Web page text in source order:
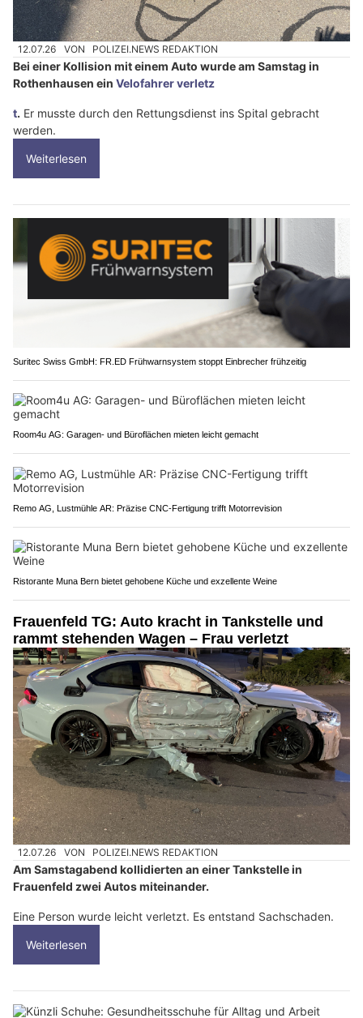
12.07.26 VON POLIZEI.NEWS REDAKTION
Bei einer Kollision mit einem Auto wurde am Samstag in
Rothenhausen ein Velofahrer verletz
t. Er musste durch den Rettungsdienst ins Spital gebracht
werden.
Weiterlesen
Suritec Swiss GmbH: FR.ED Frühwarnsystem stoppt Einbrecher frühzeitig
Room4u AG: Garagen- und Büroflächen mieten leicht gemacht
Remo AG, Lustmühle AR: Präzise CNC-Fertigung trifft Motorrevision
Ristorante Muna Bern bietet gehobene Küche und exzellente Weine
Frauenfeld TG: Auto kracht in Tankstelle und
rammt stehenden Wagen – Frau verletzt
12.07.26 VON POLIZEI.NEWS REDAKTION
Am Samstagabend kollidierten an einer Tankstelle in
Frauenfeld zwei Autos miteinander.
Eine Person wurde leicht verletzt. Es entstand Sachschaden.
Weiterlesen